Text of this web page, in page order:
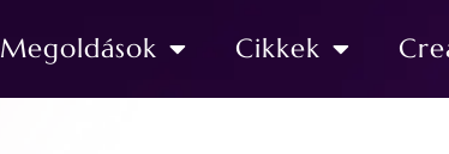
Megoldások Cikkek